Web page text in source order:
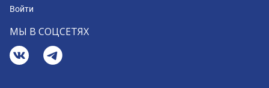
Войти
МЫ В СОЦСЕТЯХ